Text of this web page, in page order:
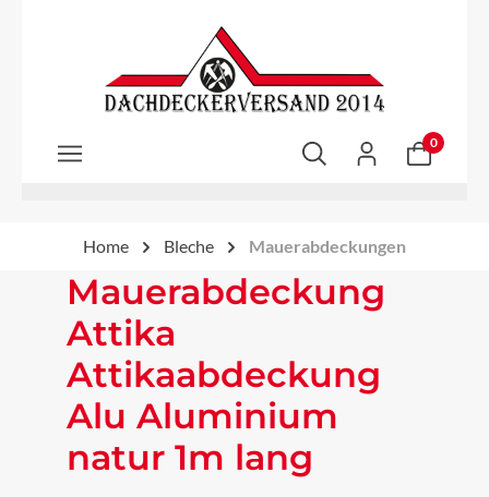
Zum Hauptinhalt springen
0
Home Bleche Mauerabdeckungen
Mauerabdeckung
Attika
Attikaabdeckung
Alu Aluminium
natur 1m lang